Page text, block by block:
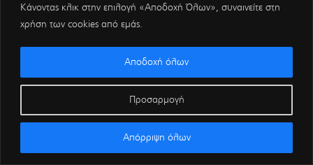
Κάνοντας κλικ στην επιλογή «Αποδοχή Όλων», συναινείτε στη
χρήση των cookies από εμάς.
Προσαρμογή
Απόρριψη όλων
Αποδοχή όλων